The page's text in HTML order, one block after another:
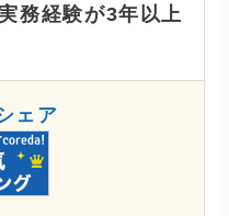
務経験が3年以上
ェア